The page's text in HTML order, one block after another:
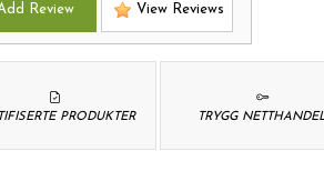
Review View Reviews
TRYGG
PRODUKTER